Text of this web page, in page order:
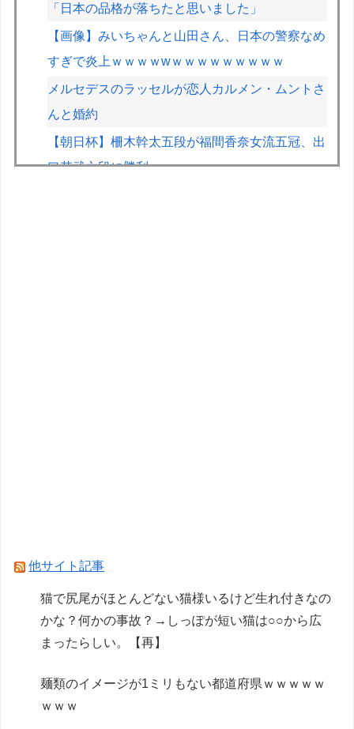
「日本の品格が落ちたと思いました」
【画像】みいちゃんと山田さん、日本の警察なめ
すぎで炎上ｗｗｗｗwｗｗｗｗｗｗｗｗｗ
メルセデスのラッセルが恋人カルメン・ムントさ
んと婚約
【朝日杯】柵木幹太五段が福間香奈女流五冠、出
口若武六段に勝利
ィギュア【明日発売】
【ガンプラ】成型色がなんか変なのに修正版でも
変だったMS…
Powered by livedoor 相互RSS
他サイト記事
猫で尻尾がほとんどない猫様いるけど生れ付きなの
かな？何かの事故？→しっぽが短い猫は○○から広
まったらしい。【再】
麺類のイメージが1ミリもない都道府県ｗｗｗｗｗ
ｗｗｗ